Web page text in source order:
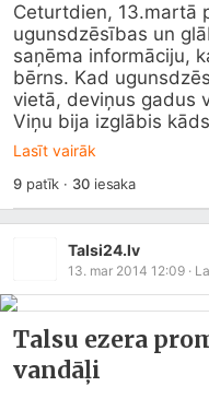
Ceturtdien, 13.martā
ugunsdzēsības un
saņēma informāciju,
bērns. Kad
vietā, deviņus gadus
Viņu bija izglābis
Lasīt vairāk
9patīk · 30iesaka
Talsi24.lv
13. mar 2014 12:09 ·
Talsu ezera
vandāļi